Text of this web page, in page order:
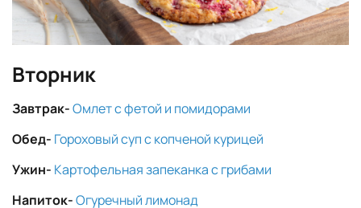
Вторник
Завтрак-Омлет с фетой и помидорами
Обед- Гороховый суп с копченой курицей
Ужин- Картофельная запеканка с грибами
Напиток-Огуречный лимонад